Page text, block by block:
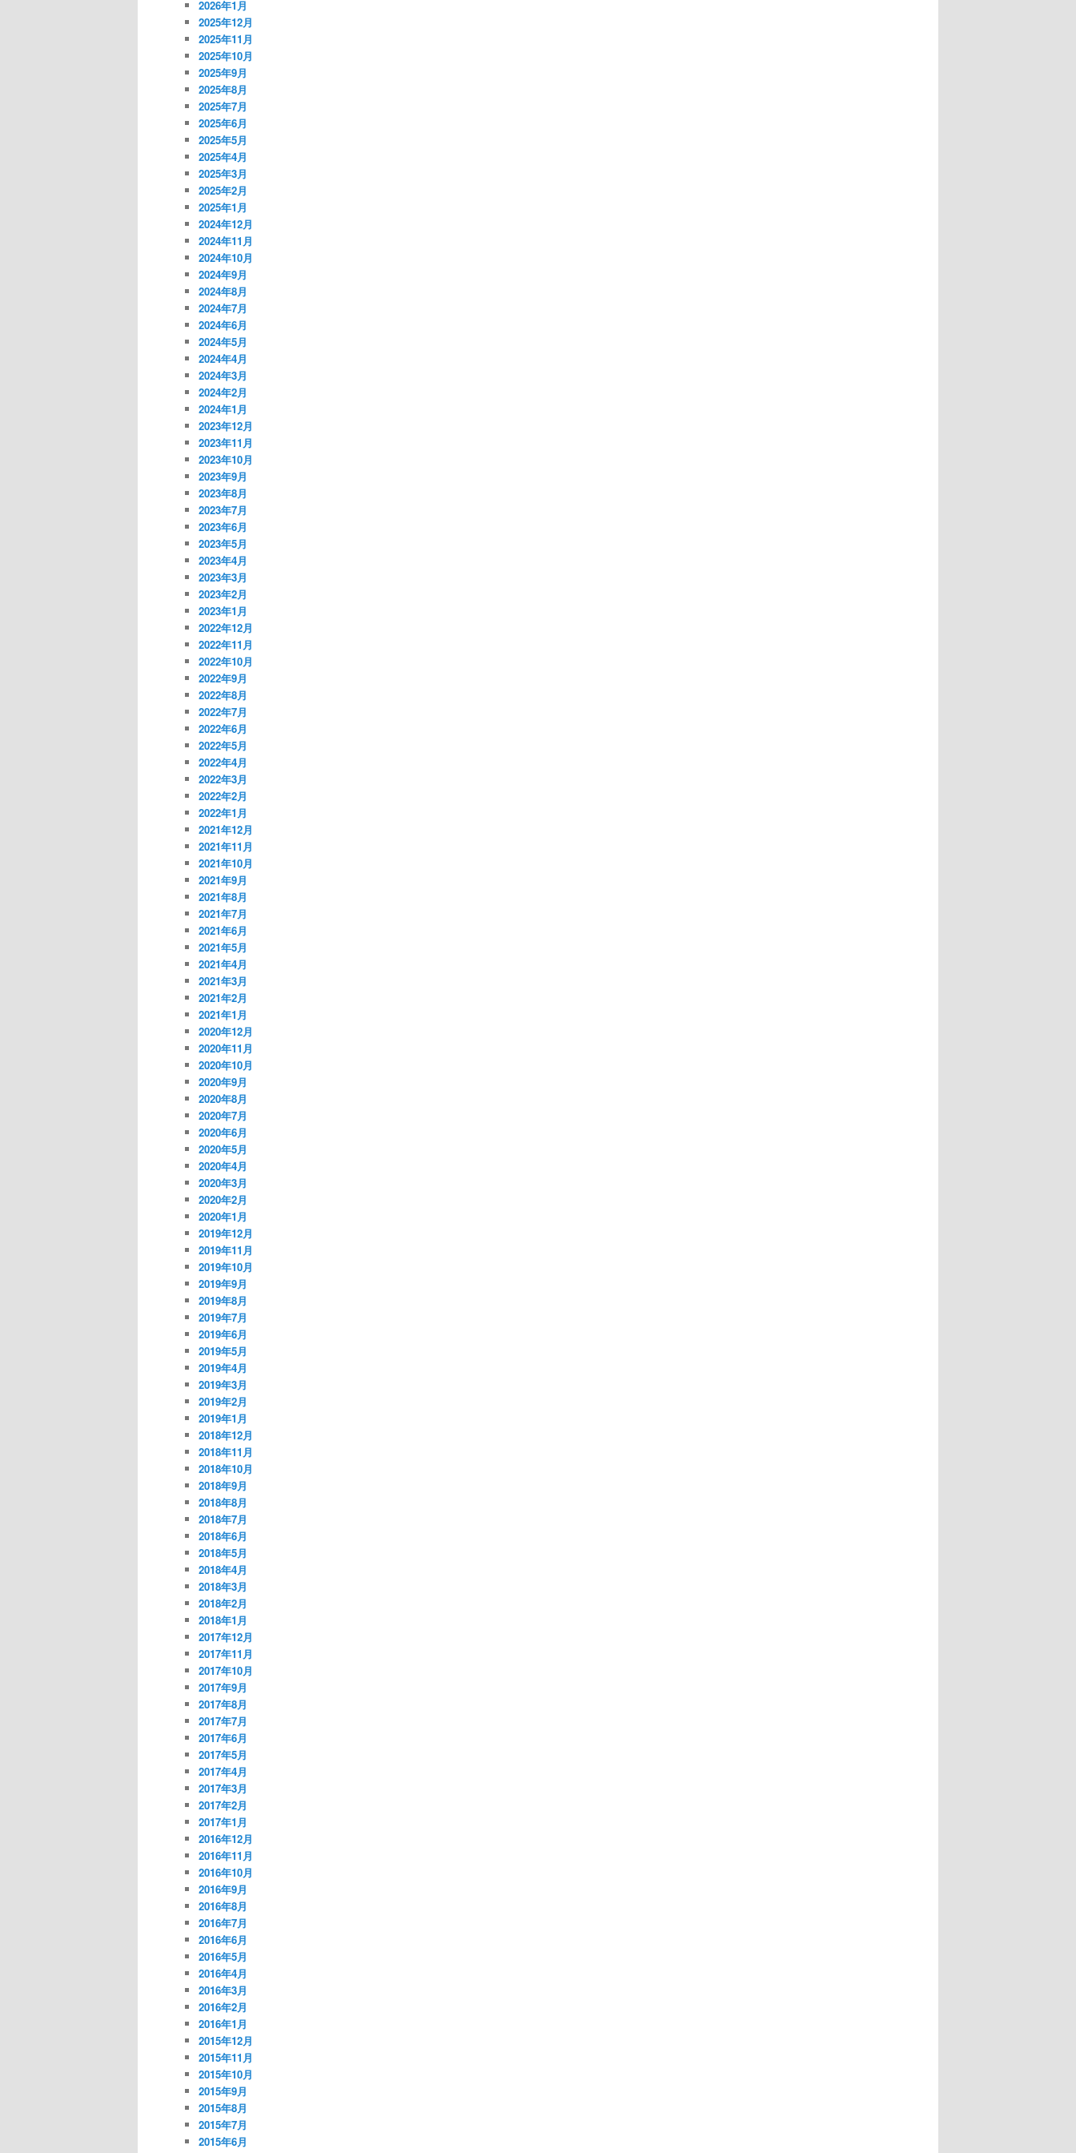
2026年1月
2025年12月
2025年11月
2025年10月
2025年9月
2025年8月
2025年7月
2025年6月
2025年5月
2025年4月
2025年3月
2025年2月
2025年1月
2024年12月
2024年11月
2024年10月
2024年9月
2024年8月
2024年7月
2024年6月
2024年5月
2024年4月
2024年3月
2024年2月
2024年1月
2023年12月
2023年11月
2023年10月
2023年9月
2023年8月
2023年7月
2023年6月
2023年5月
2023年4月
2023年3月
2023年2月
2023年1月
2022年12月
2022年11月
2022年10月
2022年9月
2022年8月
2022年7月
2022年6月
2022年5月
2022年4月
2022年3月
2022年2月
2022年1月
2021年12月
2021年11月
2021年10月
2021年9月
2021年8月
2021年7月
2021年6月
2021年5月
2021年4月
2021年3月
2021年2月
2021年1月
2020年12月
2020年11月
2020年10月
2020年9月
2020年8月
2020年7月
2020年6月
2020年5月
2020年4月
2020年3月
2020年2月
2020年1月
2019年12月
2019年11月
2019年10月
2019年9月
2019年8月
2019年7月
2019年6月
2019年5月
2019年4月
2019年3月
2019年2月
2019年1月
2018年12月
2018年11月
2018年10月
2018年9月
2018年8月
2018年7月
2018年6月
2018年5月
2018年4月
2018年3月
2018年2月
2018年1月
2017年12月
2017年11月
2017年10月
2017年9月
2017年8月
2017年7月
2017年6月
2017年5月
2017年4月
2017年3月
2017年2月
2017年1月
2016年12月
2016年11月
2016年10月
2016年9月
2016年8月
2016年7月
2016年6月
2016年5月
2016年4月
2016年3月
2016年2月
2016年1月
2015年12月
2015年11月
2015年10月
2015年9月
2015年8月
2015年7月
2015年6月